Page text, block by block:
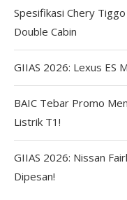
Spesifikasi Chery
Double Cabin
GIIAS 2026: Lexus ES
BAIC Tebar Promo
Listrik T1!
GIIAS 2026: Nissan
Dipesan!